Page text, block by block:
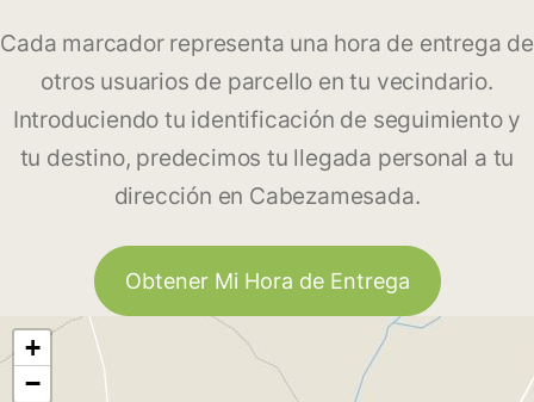
Cada marcador representa una hora de entrega de
otros usuarios de parcello en tu vecindario.
Introduciendo tu identificación de seguimiento y
tu destino, predecimos tu llegada personal a tu
dirección en Cabezamesada.
Obtener Mi Hora de Entrega
+
−